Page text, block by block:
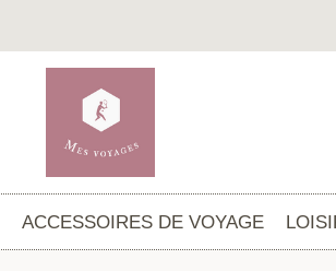
ACCESSOIRES DE VOYAGE